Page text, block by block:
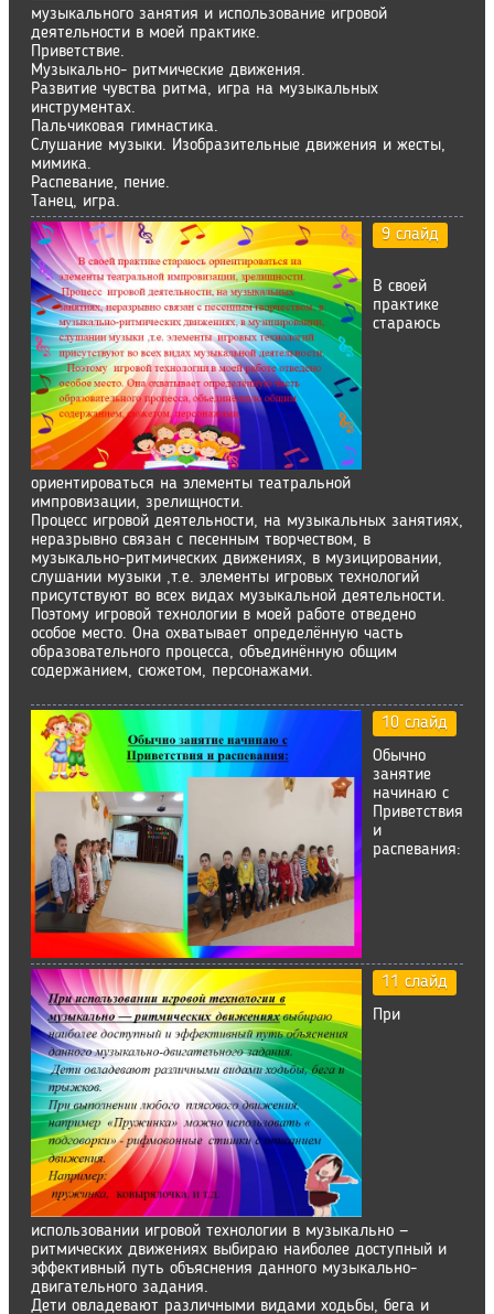
музыкального занятия и использование игровой
деятельности в моей практике.
Приветствие.
Музыкально- ритмические движения.
Развитие чувства ритма, игра на музыкальных
инструментах.
Пальчиковая гимнастика.
Слушание музыки. Изобразительные движения и жесты,
мимика.
Распевание, пение.
Танец, игра.
9 слайд
В своей
практике
стараюсь
ориентироваться на элементы театральной
импровизации, зрелищности.
Процесс игровой деятельности, на музыкальных занятиях,
неразрывно связан с песенным творчеством, в
музыкально-ритмических движениях, в музицировании,
слушании музыки ,т.е. элементы игровых технологий
присутствуют во всех видах музыкальной деятельности.
Поэтому игровой технологии в моей работе отведено
особое место. Она охватывает определённую часть
образовательного процесса, объединённую общим
содержанием, сюжетом, персонажами.
10 слайд
Обычно
занятие
начинаю с
Приветствия
и
распевания:
11 слайд
При
использовании игровой технологии в музыкально —
ритмических движениях выбираю наиболее доступный и
эффективный путь объяснения данного музыкально-
двигательного задания.
Дети овладевают различными видами ходьбы, бега и